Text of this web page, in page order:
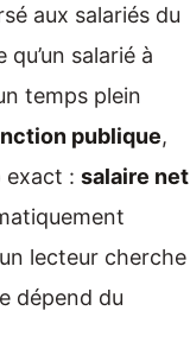
aux salariés du
salarié à
temps plein
publique,
exact : salaire net
lecteur cherche
dépend du